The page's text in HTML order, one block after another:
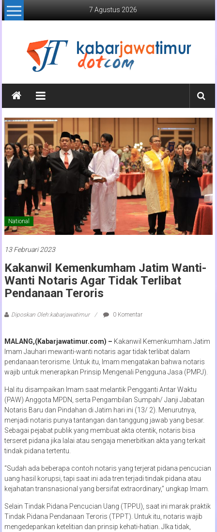
Lompat
ke
7 Agustus 2026
Kabar
Jawa
Timur
Media
Online
Jawa
National
13 Februari 2023
Kakanwil Kemenkumham Jatim Wanti-
Wanti Notaris Agar Tidak Terlibat
Pendanaan Teroris
Diposkan Oleh:kabarjawatimur 0 Komentar
MALANG,(Kabarjawatimur.com) – Kakanwil Kemenkumham Jatim
Imam Jauhari mewanti-wanti notaris agar tidak terlibat dalam
pendanaan terorisme. Untuk itu, Imam mengatakan bahwa notaris
wajib untuk menerapkan Prinsip Mengenali Pengguna Jasa (PMPJ).
Hal itu disampaikan Imam saat melantik Pengganti Antar Waktu
(PAW) Anggota MPDN, serta Pengambilan Sumpah/ Janji Jabatan
Notaris Baru dan Pindahan di Jatim hari ini (13/ 2). Menurutnya,
menjadi notaris punya tantangan dan tanggung jawab yang besar.
Sebagai pejabat publik yang membuat akta otentik, notaris bisa
terseret pidana jika lalai atau sengaja menerbitkan akta yang terkait
tindak pidana tertentu.
“Sudah ada beberapa contoh notaris yang terjerat pidana pencucian
uang hasil korupsi, tapi saat ini ada tren terjadi tindak pidana atau
kejahatan transnasional yang bersifat extraordinary,” ungkap Imam.
Selain Tindak Pidana Pencucian Uang (TPPU), saat ini marak praktik
Tindak Pidana Pendanaan Teroris (TPPT). Untuk itu, notaris wajib
mengedepankan ketelitian dan prinsip kehati-hatian. JIka tidak,